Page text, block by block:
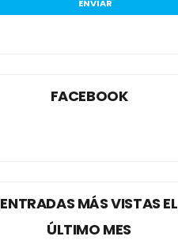
FACEBOOK
ENTRADAS MÁS VISTAS EL
ÚLTIMO MES